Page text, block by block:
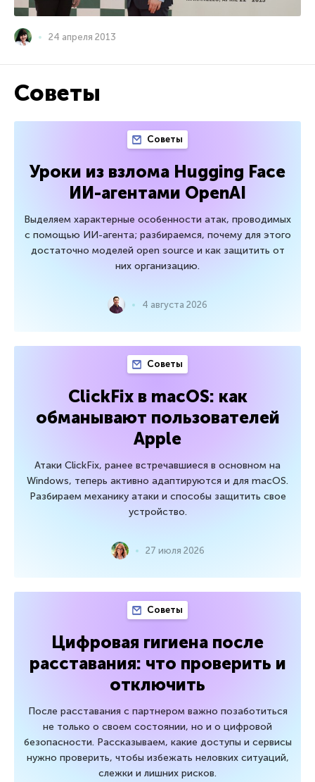
24 апреля 2013
Советы
Советы
Уроки из взлома Hugging Face
ИИ-агентами OpenAI
Выделяем характерные особенности атак, проводимых
с помощью ИИ-агента; разбираемся, почему для этого
достаточно моделей open source и как защитить от
них организацию.
4 августа 2026
Советы
ClickFix в macOS: как
обманывают пользователей
Apple
Атаки ClickFix, ранее встречавшиеся в основном на
Windows, теперь активно адаптируются и для macOS.
Разбираем механику атаки и способы защитить свое
устройство.
27 июля 2026
Советы
Цифровая гигиена после
расставания: что проверить и
отключить
После расставания с партнером важно позаботиться
не только о своем состоянии, но и о цифровой
безопасности. Рассказываем, какие доступы и сервисы
нужно проверить, чтобы избежать неловких ситуаций,
слежки и лишних рисков.